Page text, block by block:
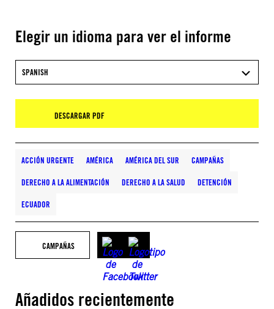
Elegir un idioma para ver el informe
SPANISH
DESCARGAR PDF
ACCIÓN URGENTE AMÉRICA AMÉRICA DEL SUR CAMPAÑAS
DERECHO A LA ALIMENTACIÓN DERECHO A LA SALUD DETENCIÓN
ECUADOR
CAMPAÑAS
Añadidos recientemente